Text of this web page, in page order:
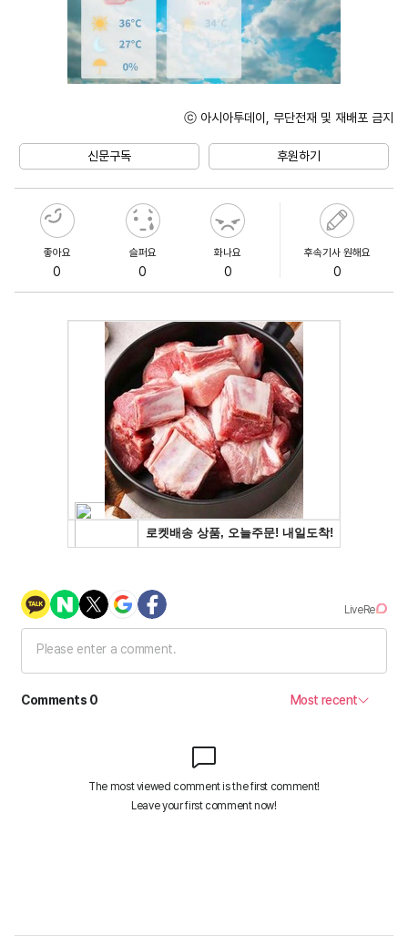
ⓒ 아시아투데이, 무단전재 및 재배포 금지
신문구독 후원하기
좋아요
0
슬퍼요
0
화나요
0
후속기사 원해요
0